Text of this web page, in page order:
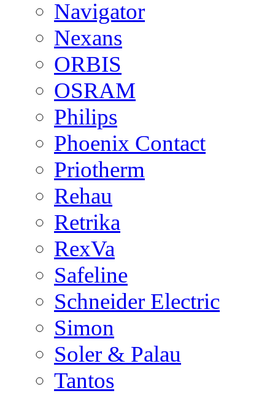
Navigator
Nexans
ORBIS
OSRAM
Philips
Phoenix Contact
Priotherm
Rehau
Retrika
RexVa
Safeline
Schneider Electric
Simon
Soler & Palau
Tantos